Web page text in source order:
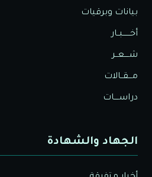
بيانات وبرقيات
أخــــــبــار
شــــعــر
مـــقــالات
دراســــات
الجهاد والشهادة